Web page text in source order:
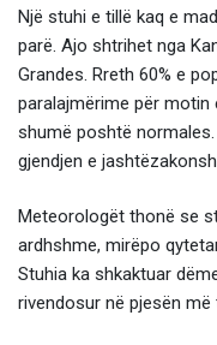
Një stuhi e tillë kaq e
parë. Ajo shtrihet nga
Grandes. Rreth 60% e
paralajmërime për
shumë poshtë
gjendjen e
Meteorologët thonë se
ardhshme, mirëpo
Stuhia ka shkaktuar
rivendosur në pjesën